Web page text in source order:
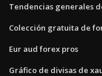
Tendencias generales
Colección gratuita de
Eur aud forex pros
Gráfico de divisas de